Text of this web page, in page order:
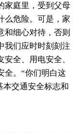
家庭里，受到父母
么危险。可是，家
和细心对待，否则
我们应时时刻刻注
全、用电安全、
全。“你们明白这
本交通安全标志和